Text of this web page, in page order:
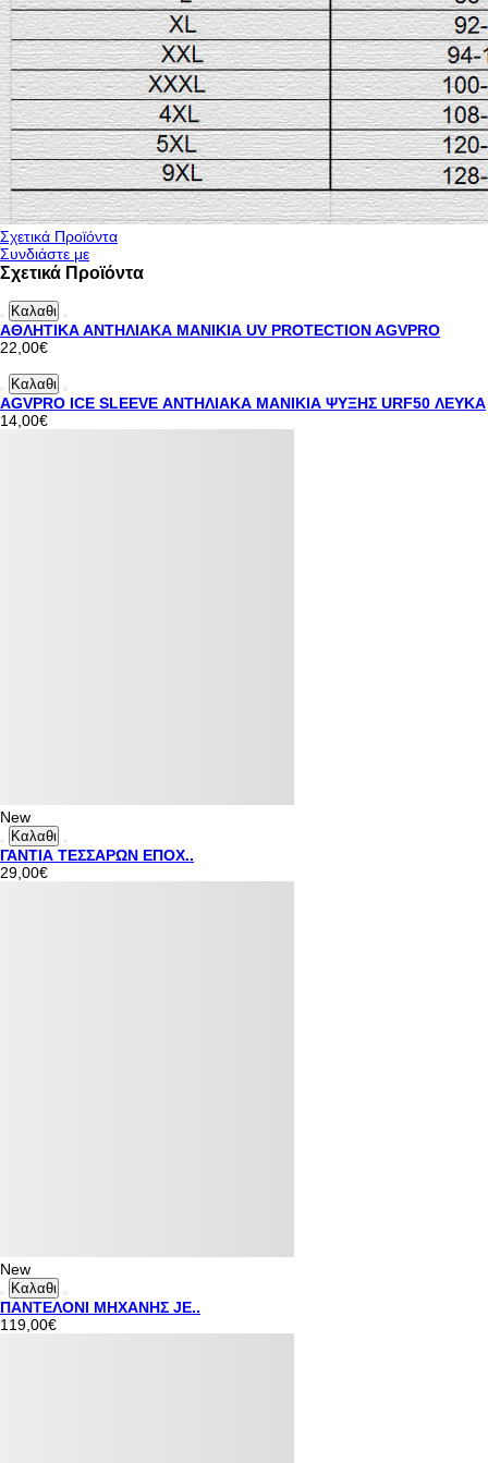
Σχετικά Προϊόντα
Συνδιάστε με
Σχετικά Προϊόντα
Καλαθι
ΑΘΛΗΤΙΚΑ ΑΝΤΗΛΙΑΚΑ ΜΑΝΙΚΙΑ UV PROTECTION AGVPRO
22,00€
Καλαθι
AGVPRO ICE SLEΕVE ΑΝΤΗΛΙΑΚΑ ΜΑΝΙΚΙΑ ΨΥΞΗΣ URF50 ΛΕΥΚΑ
14,00€
New
Καλαθι
ΓΑΝΤΙΑ ΤΕΣΣΑΡΩΝ ΕΠΟΧ..
29,00€
New
Καλαθι
ΠΑΝΤΕΛΟΝΙ ΜΗΧΑΝΗΣ JE..
119,00€